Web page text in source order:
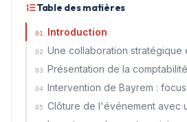
Table des matières
01 Introduction
02 Une collaboration stratégique
03 Présentation de la
04 Intervention de Bayrem :
05 Clôture de l'événement avec